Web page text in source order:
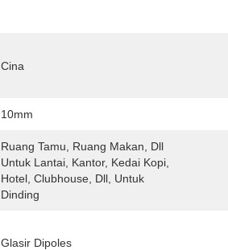
Cina
10mm
Ruang Tamu, Ruang Makan, Dll
Untuk Lantai, Kantor, Kedai Kopi,
Hotel, Clubhouse, Dll, Untuk
Dinding
Glasir Dipoles